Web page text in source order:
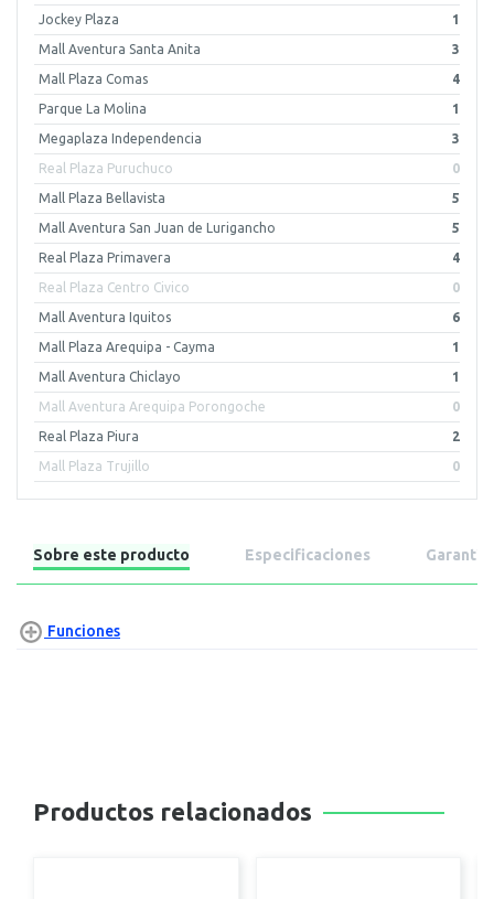
Jockey Plaza 1
Mall Aventura Santa Anita 3
Mall Plaza Comas 4
Parque La Molina 1
Megaplaza Independencia 3
Real Plaza Puruchuco 0
Mall Plaza Bellavista 5
Mall Aventura San Juan de Lurigancho 5
Real Plaza Primavera 4
Real Plaza Centro Civico 0
Mall Aventura Iquitos 6
Mall Plaza Arequipa - Cayma 1
Mall Aventura Chiclayo 1
Mall Aventura Arequipa Porongoche 0
Real Plaza Piura 2
Mall Plaza Trujillo 0
Sobre este producto Especificaciones Garantía
Funciones
Productos relacionados